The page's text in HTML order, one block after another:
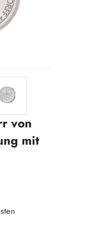
von
mit